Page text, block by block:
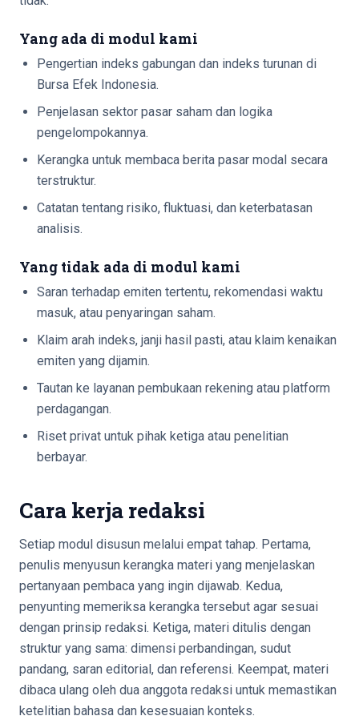
Yang ada di modul kami
Pengertian indeks gabungan dan indeks turunan di
Bursa Efek Indonesia.
Penjelasan sektor pasar saham dan logika
pengelompokannya.
Kerangka untuk membaca berita pasar modal secara
terstruktur.
Catatan tentang risiko, fluktuasi, dan keterbatasan
analisis.
Yang tidak ada di modul kami
Saran terhadap emiten tertentu, rekomendasi waktu
masuk, atau penyaringan saham.
Klaim arah indeks, janji hasil pasti, atau klaim kenaikan
emiten yang dijamin.
Tautan ke layanan pembukaan rekening atau platform
perdagangan.
Riset privat untuk pihak ketiga atau penelitian
berbayar.
Cara kerja redaksi
Setiap modul disusun melalui empat tahap. Pertama,
penulis menyusun kerangka materi yang menjelaskan
pertanyaan pembaca yang ingin dijawab. Kedua,
penyunting memeriksa kerangka tersebut agar sesuai
dengan prinsip redaksi. Ketiga, materi ditulis dengan
struktur yang sama: dimensi perbandingan, sudut
pandang, saran editorial, dan referensi. Keempat, materi
dibaca ulang oleh dua anggota redaksi untuk memastikan
ketelitian bahasa dan kesesuaian konteks.